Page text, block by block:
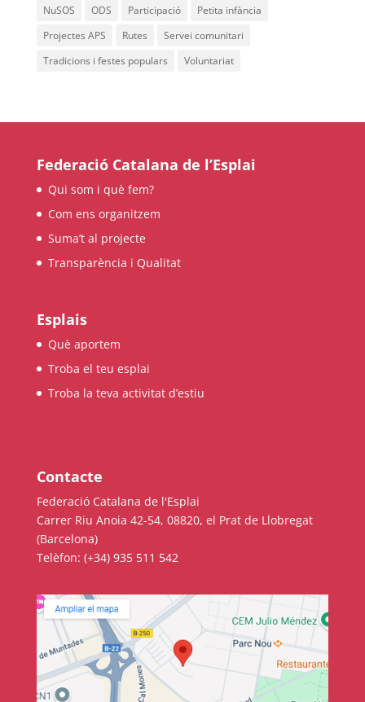
NuSOS
ODS Participació
Petita infància
Projectes APS
Rutes
Servei comunitari
Tradicions i festes populars
Voluntariat
Federació Catalana de l’Esplai
Qui som i què fem?
Com ens organitzem
Suma’t al projecte
Transparència i Qualitat
Esplais
Què aportem
Troba el teu esplai
Troba la teva activitat d’estiu
Contacte
Federació Catalana de l'Esplai
Carrer Riu Anoia 42-54, 08820, el Prat de Llobregat
(Barcelona)
Telèfon: (+34) 935 511 542